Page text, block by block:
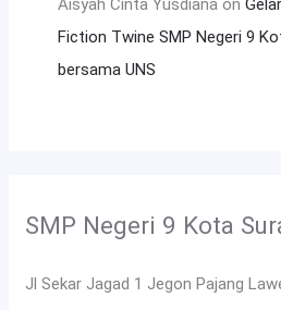
Fiction Twine SMP Negeri 9
bersama UNS
SMP Negeri 9 Kota
Jl Sekar Jagad 1 Jegon Pajang